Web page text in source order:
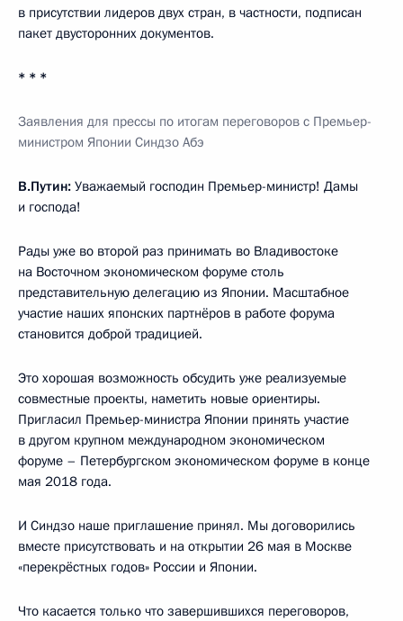
в присутствии лидеров двух стран, в частности, подписан
пакет двусторонних документов.
* * *
Заявления для прессы по итогам переговоров с Премьер-
министром Японии Синдзо Абэ
В.Путин: Уважаемый господин Премьер-министр! Дамы
и господа!
Рады уже во второй раз принимать во Владивостоке
на Восточном экономическом форуме столь
представительную делегацию из Японии. Масштабное
участие наших японских партнёров в работе форума
становится доброй традицией.
Это хорошая возможность обсудить уже реализуемые
совместные проекты, наметить новые ориентиры.
Пригласил Премьер-министра Японии принять участие
в другом крупном международном экономическом
форуме – Петербургском экономическом форуме в конце
мая 2018 года.
И Синдзо наше приглашение принял. Мы договорились
вместе присутствовать и на открытии 26 мая в Москве
«перекрёстных годов» России и Японии.
Что касается только что завершившихся переговоров,